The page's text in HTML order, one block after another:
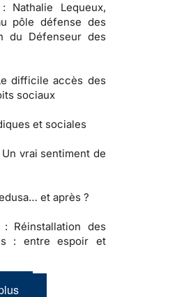
Nathalie Lequeux,
pôle défense des
du Défenseur des
difficile accès des
sociaux
et sociales
Un vrai sentiment de
et après ?
: Réinstallation des
: entre espoir et